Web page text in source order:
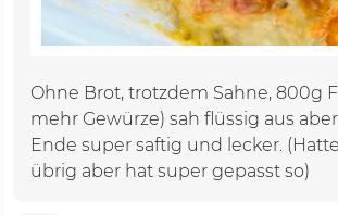
Ohne Brot, trotzdem Sahne, 800g
mehr Gewürze) sah flüssig aus
Ende super saftig und lecker.
übrig aber hat super gepasst so)